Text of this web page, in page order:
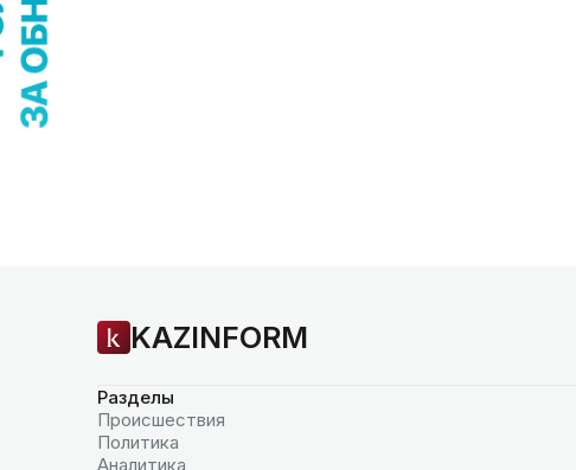
KAZINFORM
Разделы
Происшествия
Политика
Аналитика